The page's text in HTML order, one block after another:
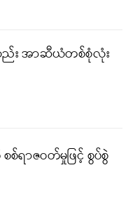
ည်း အာဆီယံတစ်စုံလုံး
ရာဇဝတ်မှုဖြင့် စွပ်စွဲ